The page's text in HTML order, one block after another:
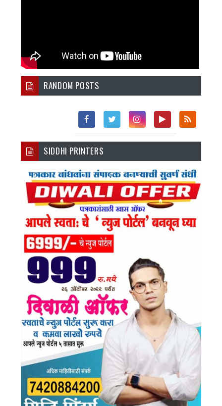
RANDOM POSTS
Fac
Ebo
Ok
Twi
Inst
Am
You
E
SIDDHI PRINTERS